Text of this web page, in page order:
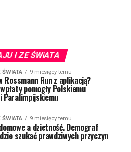
I ZE ŚWIATA
ŚWIATA 9 miesięcy temu
Rossmann Run z aplikacją?
pomogły Polskiemu
Paralimpijskiemu
ŚWIATA 9 miesięcy temu
a dzietność. Demograf
szukać prawdziwych przyczyn